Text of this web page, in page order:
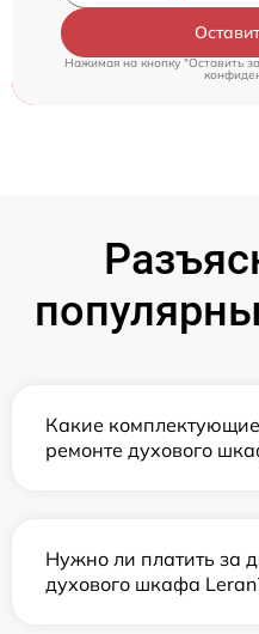
Нажимая на кнопку "Оставить
Какие
ремонте духового
Нужно ли платить за
духового шкафа